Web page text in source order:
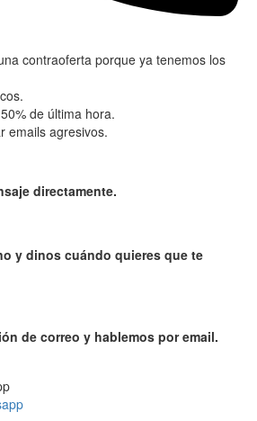
contraoferta porque ya tenemos los
de última hora.
emails agresivos.
directamente.
y dinos cuándo quieres que te
de correo y hablemos por email.